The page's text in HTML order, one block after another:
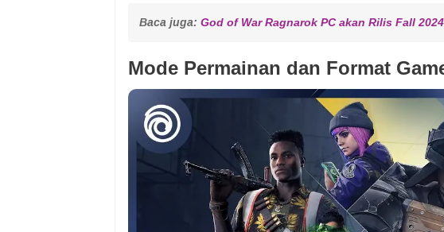
Baca juga: God of War Ragnarok PC akan Rilis Fall 2024
Mode Permainan dan Format